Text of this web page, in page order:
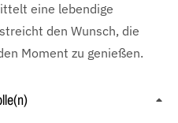
eine lebendige
den Wunsch, die
Moment zu genießen.